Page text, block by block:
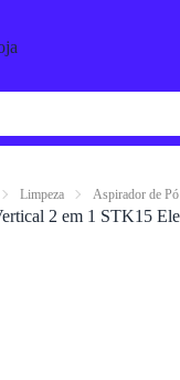
Limpeza Aspirador de Pó